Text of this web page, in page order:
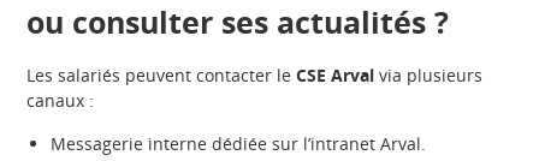
ou consulter ses actualités ?
Les salariés peuvent contacter leCSE Arval via plusieurs
canaux :
Messagerie interne dédiée sur l’intranet Arval.